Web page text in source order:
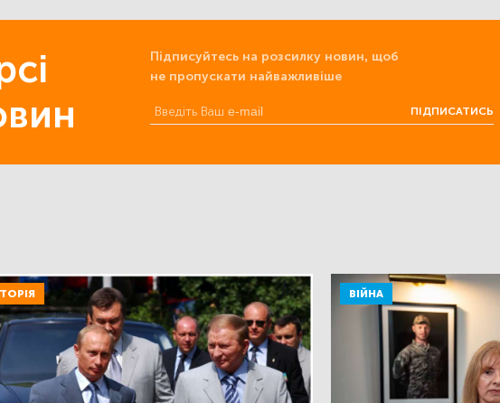
Підписуйтесь на розсилку новин, щоб
не пропускати найважливіше
ПІДПИСАТИСЬ
ВІЙНА